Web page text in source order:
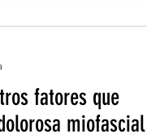
fatores que
miofascial